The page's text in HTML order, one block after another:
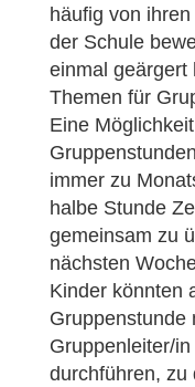
häufig von
der Schule
einmal geärgert
Themen für
Eine
immer zu
halbe Stunde
gemeinsam zu
nächsten
Kinder könnten
Gruppenstunde
Gruppenleiter/
durchführen, zu